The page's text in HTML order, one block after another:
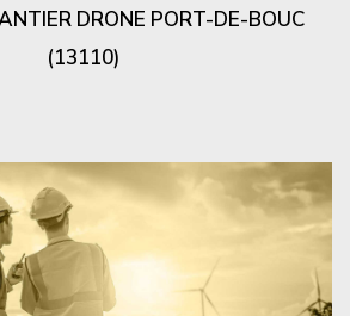
DRONE PORT-DE-BOUC
(13110)